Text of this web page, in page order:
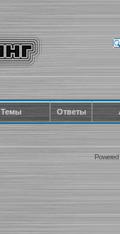
Темы Ответы